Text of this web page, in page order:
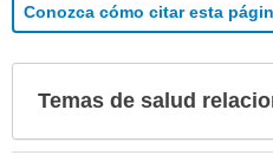
Conozca cómo citar esta
Temas de salud